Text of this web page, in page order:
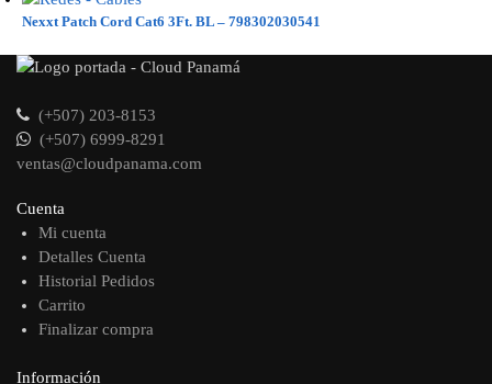
Nexxt Patch Cord Cat6 3Ft. BL – 798302030541
(+507) 203-8153
(+507) 6999-8291
ventas@cloudpanama.com
Cuenta
Mi cuenta
Detalles Cuenta
Historial Pedidos
Carrito
Finalizar compra
Información